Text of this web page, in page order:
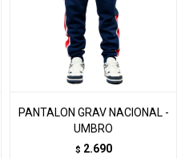
PANTALON GRAV NACIONAL -
UMBRO
$ 2.690